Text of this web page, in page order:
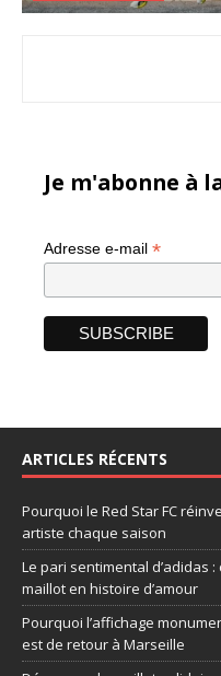
Je m'abonne à
Adresse e-mail *
ARTICLES RÉCENTS
Pourquoi le Red Star FC
artiste chaque saison
Le pari sentimental d’adidas
maillot en histoire d’amour
Pourquoi l’affichage
est de retour à Marseille